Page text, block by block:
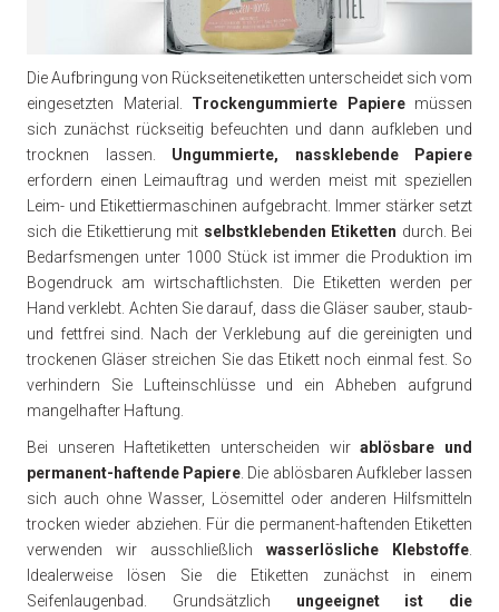
Die Aufbringung von Rückseitenetiketten unterscheidet sich vom
eingesetzten Material. Trockengummierte Papieremüssen
sich zunächst rückseitig befeuchten und dann aufkleben und
trocknen lassen. Ungummierte, nassklebende Papiere
erfordern einen Leimauftrag und werden meist mit speziellen
Leim- und Etikettiermaschinen aufgebracht. Immer stärker setzt
sich die Etikettierung mit selbstklebenden Etiketten durch. Bei
Bedarfsmengen unter 1000 Stück ist immer die Produktion im
Bogendruck am wirtschaftlichsten. Die Etiketten werden per
Hand verklebt. Achten Sie darauf, dass die Gläser sauber, staub-
und fettfrei sind. Nach der Verklebung auf die gereinigten und
trockenen Gläser streichen Sie das Etikett noch einmal fest. So
verhindern Sie Lufteinschlüsse und ein Abheben aufgrund
mangelhafter Haftung.
Bei unseren Haftetiketten unterscheiden wirablösbare und
permanent-haftende Papiere. Die ablösbaren Aufkleber lassen
sich auch ohne Wasser, Lösemittel oder anderen Hilfsmitteln
trocken wieder abziehen. Für die permanent-haftenden Etiketten
verwenden wir ausschließlich wasserlösliche Klebstoffe.
Idealerweise lösen Sie die Etiketten zunächst in einem
Seifenlaugenbad. Grundsätzlich ungeeignet ist die